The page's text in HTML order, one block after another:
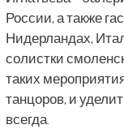
России, а также
Нидерландах,
солистки
таких
танцоров, и
всегда.